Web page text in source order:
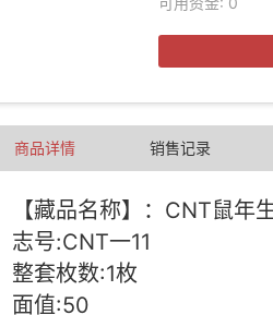
商品详情 销售记录